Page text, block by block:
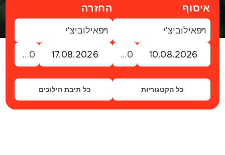
איסוף
רפאילוביצ'י
12:00
החזרה
רפאילוביצ'י
12:00
כל הקטגוריות כל תיבת הילוכים